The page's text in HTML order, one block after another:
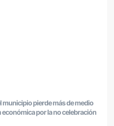
municipio pierde más de medio
por la no celebración